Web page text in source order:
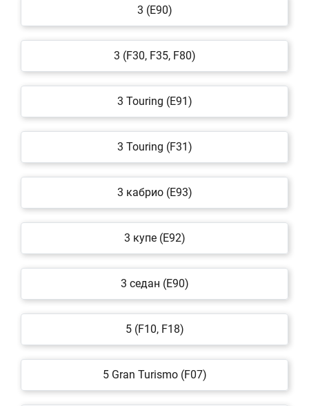
3 (E90)
3 (F30, F35, F80)
3 Touring (E91)
3 Touring (F31)
3 кабрио (E93)
3 купе (E92)
3 седан (E90)
5 (F10, F18)
5 Gran Turismo (F07)